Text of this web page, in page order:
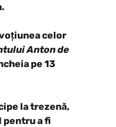
celor
Anton de
pe 13
la trezenă,
pentru a fi